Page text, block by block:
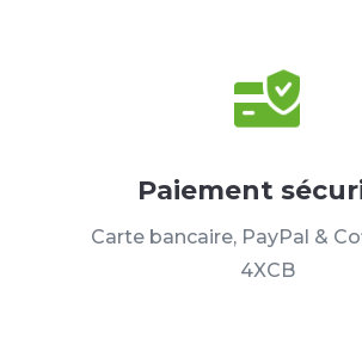
Paiement
Carte bancaire, PayPal &
4XCB